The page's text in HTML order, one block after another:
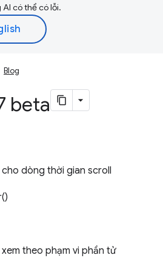
AI có thể có lỗi.
Blog
beta
dòng thời gian scroll
theo phạm vi phần tử